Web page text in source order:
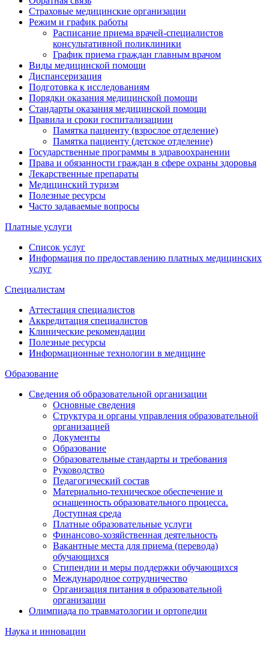
Страховые медицинские организации
Режим и график работы
Расписание приема врачей-специалистов
консультативной поликлиники
График приема граждан главным врачом
Виды медицинской помощи
Диспансеризация
Подготовка к исследованиям
Порядки оказания медицинской помощи
Стандарты оказания медицинской помощи
Правила и сроки госпитализациии
Памятка пациенту (взрослое отделение)
Памятка пациенту (детское отделение)
Государственные программы в здравоохранении
Права и обязанности граждан в сфере охраны здоровья
Лекарственные препараты
Медицинский туризм
Полезные ресурсы
Часто задаваемые вопросы
Платные услуги
Список услуг
Информация по предоставлению платных медицинских
услуг
Специалистам
Аттестация специалистов
Аккредитация специалистов
Клинические рекомендации
Полезные ресурсы
Информационные технологии в медицине
Образование
Сведения об образовательной организации
Основные сведения
Структура и органы управления образовательной
организацией
Документы
Образование
Образовательные стандарты и требования
Руководство
Педагогический состав
Материально-техническое обеспечение и
оснащенность образовательного процесса.
Доступная среда
Платные образовательные услуги
Финансово-хозяйственная деятельность
Вакантные места для приема (перевода)
обучающихся
Стипендии и меры поддержки обучающихся
Международное сотрудничество
Организация питания в образовательной
организации
Олимпиада по травматологии и ортопедии
Наука и инновации